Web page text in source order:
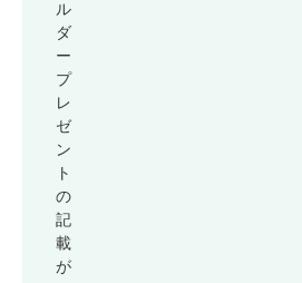
ル
ダ
ー
プ
レ
ゼ
ン
ト
の
記
載
が